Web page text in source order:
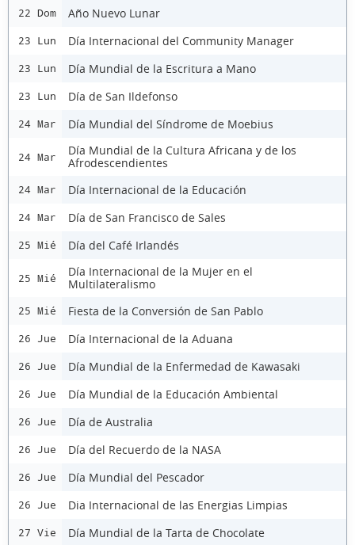
22 Dom Año Nuevo Lunar
23 Lun Día Internacional del Community Manager
23 Lun Día Mundial de la Escritura a Mano
23 Lun Día de San Ildefonso
24 Mar Día Mundial del Síndrome de Moebius
24 Mar
Día Mundial de la Cultura Africana y de los
Afrodescendientes
24 Mar Día Internacional de la Educación
24 Mar Día de San Francisco de Sales
25 Mié Día del Café Irlandés
25 Mié
Día Internacional de la Mujer en el
Multilateralismo
25 Mié Fiesta de la Conversión de San Pablo
26 Jue Día Internacional de la Aduana
26 Jue Día Mundial de la Enfermedad de Kawasaki
26 Jue Día Mundial de la Educación Ambiental
26 Jue Día de Australia
26 Jue Día del Recuerdo de la NASA
26 Jue Día Mundial del Pescador
26 Jue Dia Internacional de las Energias Limpias
27 Vie Día Mundial de la Tarta de Chocolate